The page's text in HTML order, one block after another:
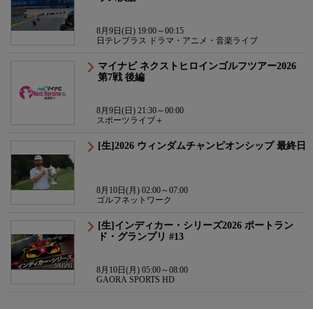
8月9日(日) 19:00～00:15
日テレプラス ドラマ・アニメ・音楽ライブ
マイナビ ネクストヒロインゴルフツアー2026
第7戦 後編
8月9日(日) 21:30～00:00
スポーツライブ＋
[生]2026 ウィンダムチャンピオンシップ 最終日
8月10日(月) 02:00～07:00
ゴルフネットワーク
[生]インディカー・シリーズ2026 ポートラン
ド・グランプリ #13
8月10日(月) 05:00～08:00
GAORA SPORTS HD